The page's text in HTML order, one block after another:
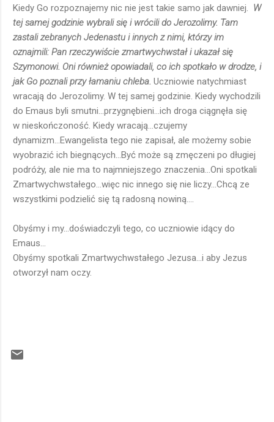
Kiedy Go rozpoznajemy nic nie jest takie samo jak dawniej. W
tej samej godzinie wybrali się i wrócili do Jerozolimy. Tam
zastali zebranych Jedenastu i innych z nimi, którzy im
oznajmili: Pan rzeczywiście zmartwychwstał i ukazał się
Szymonowi. Oni również opowiadali, co ich spotkało w drodze, i
jak Go poznali przy łamaniu chleba. Uczniowie natychmiast
wracają do Jerozolimy. W tej samej godzinie. Kiedy wychodzili
do Emaus byli smutni...przygnębieni...ich droga ciągnęła się
w nieskończoność. Kiedy wracają...czujemy
dynamizm...Ewangelista tego nie zapisał, ale możemy sobie
wyobrazić ich biegnących...Być może są zmęczeni po długiej
podróży, ale nie ma to najmniejszego znaczenia...Oni spotkali
Zmartwychwstałego...więc nic innego się nie liczy...Chcą ze
wszystkimi podzielić się tą radosną nowiną....
Obyśmy i my...doświadczyli tego, co uczniowie idący do
Emaus...
Obyśmy spotkali Zmartwychwstałego Jezusa...i aby Jezus
otworzył nam oczy.